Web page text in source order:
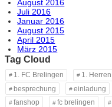
August 2016
Juli 2016
Januar 2016
August 2015
April 2015
März 2015
Tag Cloud
1. FC Brelingen 1. Herren
besprechung
einladung
fanshop
fc brelingen